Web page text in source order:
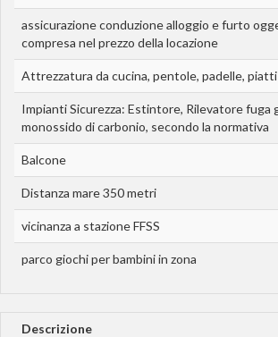
assicurazione conduzione alloggio e furto
compresa nel prezzo della locazione
Attrezzatura da cucina, pentole, padelle,
Impianti Sicurezza: Estintore, Rilevatore fuga
monossido di carbonio, secondo la normativa
Balcone
Distanza mare 350 metri
vicinanza a stazione FFSS
parco giochi per bambini in zona
Descrizione